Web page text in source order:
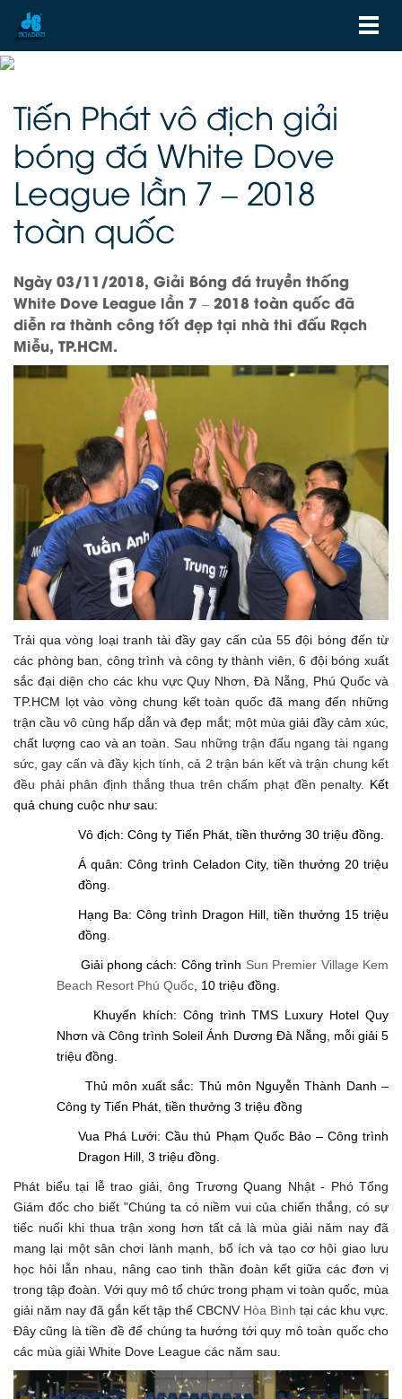
Tiến Phát vô địch giải
bóng đá White Dove
League lần 7 – 2018
toàn quốc
Ngày 03/11/2018, Giải Bóng đá truyền thống
White Dove League lần 7 – 2018 toàn quốc đã
diễn ra thành công tốt đẹp tại nhà thi đấu Rạch
Miễu, TP.HCM.
Trải qua vòng loại tranh tài đầy gay cấn của 55 đội bóng đến từ
các phòng ban, công trình và công ty thành viên, 6 đội bóng xuất
sắc đại diện cho các khu vực Quy Nhơn, Đà Nẵng, Phú Quốc và
TP.HCM lọt vào vòng chung kết toàn quốc đã mang đến những
trận cầu vô cùng hấp dẫn và đẹp mắt; một mùa giải đầy cảm xúc,
chất lượng cao và an toàn.
Sau những trận đấu ngang tài ngang
sức, gay cấn và đầy kịch tính, cả 2 trận bán kết và trận chung kết
đều phải phân định thắng thua trên chấm phạt đền penalty. Kết
quả chung cuộc như sau:
Vô địch: Công ty Tiến Phát, tiền thưởng 30 triệu đồng.
Á quân: Công trình Celadon City, tiền thưởng 20 triệu
đồng.
Hạng Ba: Công trình Dragon Hill, tiền thưởng 15 triệu
đồng.
Giải phong cách: Công trình Sun Premier Village Kem
Beach Resort Phú Quốc , 10 triệu đồng.
Khuyến khích: Công trình TMS Luxury Hotel Quy
Nhơn và Công trình Soleil Ánh Dương Đà Nẵng, mỗi giải 5
triệu đồng.
Thủ môn xuất sắc: Thủ môn Nguyễn Thành Danh –
Công ty Tiến Phát, tiền thưởng 3 triệu đồng
Vua Phá Lưới: Cầu thủ Phạm Quốc Bảo – Công trình
Dragon Hill, 3 triệu đồng.
Phát biểu tại lễ trao giải, ông Trương Quang Nhật - Phó Tổng
Giám đốc cho biết "Chúng ta có niềm vui của chiến thắng, có sự
tiếc nuối khi thua trận xong hơn tất cả là mùa giải năm nay đã
mang lại một sân chơi lành mạnh, bổ ích và tạo cơ hội giao lưu
học hỏi lẫn nhau, nâng cao tinh thần đoàn kết giữa các đơn vị
trong tập đoàn. Với quy mô tổ chức trong phạm vi toàn quốc, mùa
giải năm nay đã gắn kết tập thể CBCNV Hòa Bình tại các khu vực.
Đây cũng là tiền đề để chúng ta hướng tới quy mô toàn quốc cho
các mùa giải White Dove League các năm sau.